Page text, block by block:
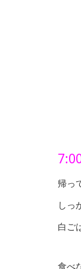
帰っ
しっ
白ご
食べ